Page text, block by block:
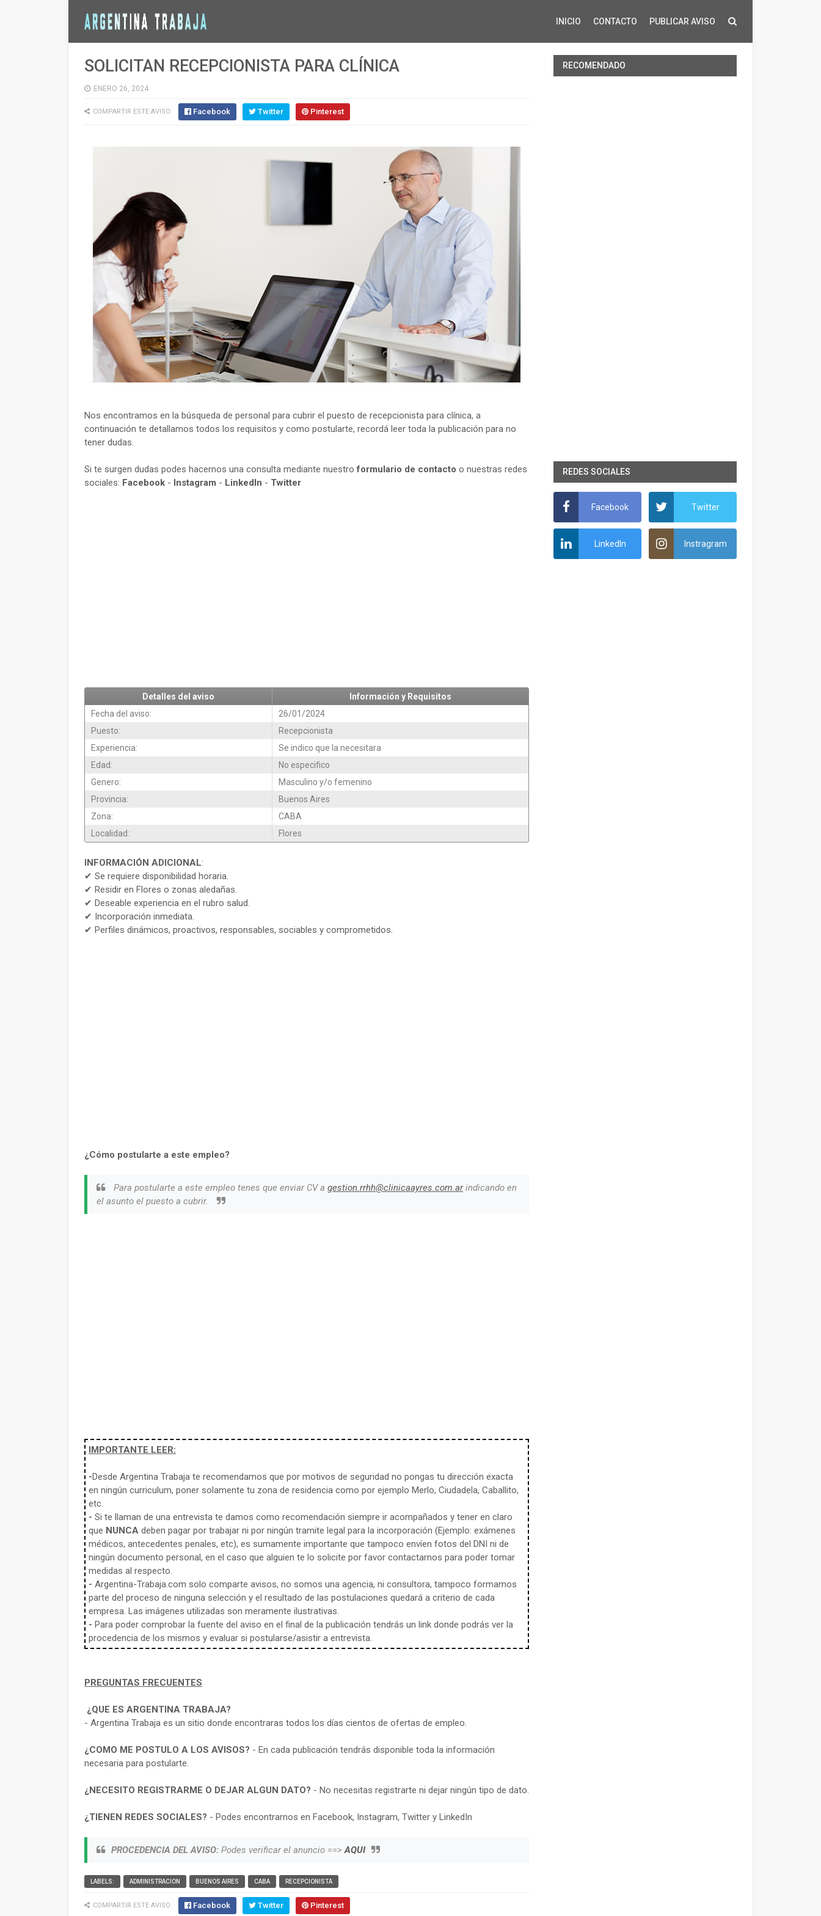
INICIO CONTACTO PUBLICAR AVISO
SOLICITAN RECEPCIONISTA PARA CLÍNICA
ENERO 26, 2024
COMPARTIR ESTE AVISO: Facebook Twitter Pinterest
Nos encontramos en la búsqueda de personal para cubrir el puesto de recepcionista para clínica, a
continuación te detallamos todos los requisitos y como postularte, recordá leer toda la publicación para no
tener dudas.
Si te surgen dudas podes hacernos una consulta mediante nuestroformulario de contacto o nuestras redes
sociales: Facebook - Instagram - LinkedIn - Twitter
Detalles del aviso
Información y Requisitos
Fecha del aviso:
26/01/2024
Puesto:
Recepcionista
Experiencia:
Se indico que la necesitara
Edad:
No especifico
Genero:
Masculino y/o femenino
Provincia:
Buenos Aires
Zona:
CABA
Localidad:
Flores
INFORMACIÓN ADICIONAL:
✔ Se requiere disponibilidad horaria.
✔ Residir en Flores o zonas aledañas.
✔ Deseable experiencia en el rubro salud.
✔ Incorporación inmediata.
✔ Perfiles dinámicos, proactivos, responsables, sociables y comprometidos.
¿Cómo postularte a este empleo?
Para postularte a este empleo tenes que enviar CV a gestion.rrhh@clinicaayres.com.arindicando en
el asunto el puesto a cubrir.
IMPORTANTE LEER:
-Desde Argentina Trabaja te recomendamos que por motivos de seguridad no pongas tu dirección exacta
en ningún curriculum, poner solamente tu zona de residencia como por ejemplo Merlo, Ciudadela, Caballito,
etc.
- Si te llaman de una entrevista te damos como recomendación siempre ir acompañados y tener en claro
que NUNCA deben pagar por trabajar ni por ningún tramite legal para la incorporación (Ejemplo: exámenes
médicos, antecedentes penales, etc), es sumamente importante que tampoco envíen fotos del DNI ni de
ningún documento personal, en el caso que alguien te lo solicite por favor contactarnos para poder tomar
medidas al respecto.
- Argentina-Trabaja.com solo comparte avisos, no somos una agencia, ni consultora, tampoco formamos
parte del proceso de ninguna selección y el resultado de las postulaciones quedará a criterio de cada
empresa. Las imágenes utilizadas son meramente ilustrativas.
- Para poder comprobar la fuente del aviso en el final de la publicación tendrás un link donde podrás ver la
procedencia de los mismos y evaluar si postularse/asistir a entrevista.
PREGUNTAS FRECUENTES
¿QUE ES ARGENTINA TRABAJA?
- Argentina Trabaja es un sitio donde encontraras todos los días cientos de ofertas de empleo.
¿COMO ME POSTULO A LOS AVISOS? - En cada publicación tendrás disponible toda la información
necesaria para postularte.
¿NECESITO REGISTRARME O DEJAR ALGUN DATO? - No necesitas registrarte ni dejar ningún tipo de dato.
¿TIENEN REDES SOCIALES? - Podes encontrarnos en Facebook, Instagram, Twitter y LinkedIn
PROCEDENCIA DEL AVISO: Podes verificar el anuncio ==>AQUI
LABELS: ADMINISTRACION BUENOS AIRES CABA RECEPCIONISTA
COMPARTIR ESTE AVISO: Facebook Twitter Pinterest
RECOMENDADO
REDES SOCIALES
Facebook Twitter
LinkedIn Instragram